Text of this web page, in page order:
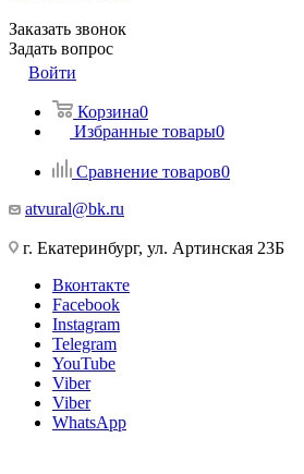
Заказать звонок
Задать вопрос
Войти
Корзина0
Избранные товары0
Сравнение товаров0
atvural@bk.ru
г. Екатеринбург, ул. Артинская 23Б
Вконтакте
Facebook
Instagram
Telegram
YouTube
Viber
Viber
WhatsApp